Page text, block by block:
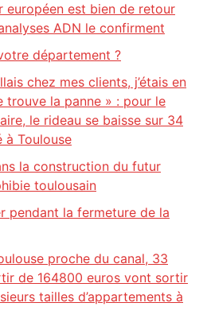
européen est bien de retour
ADN le confirment
département ?
chez mes clients, j’étais en
trouve la panne » : pour le
le rideau se baisse sur 34
à Toulouse
la construction du futur
toulousain
pendant la fermeture de la
proche du canal, 33
de 164800 euros vont sortir
tailles d’appartements à